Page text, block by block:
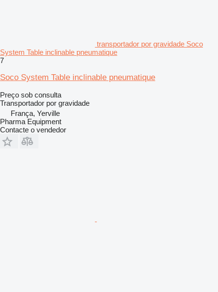
transportador por gravidade Soco
System Table inclinable pneumatique
7
Soco System Table inclinable pneumatique
Preço sob consulta
Transportador por gravidade
França, Yerville
Pharma Equipment
Contacte o vendedor